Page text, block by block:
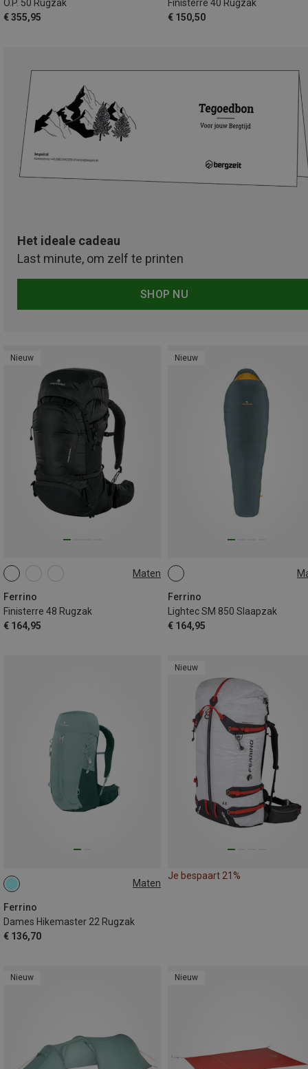
O.P. 50 Rugzak
€ 355,95
Finisterre 40 Rugzak
€ 150,50
Het ideale cadeau
Last minute, om zelf te printen
SHOP NU
Nieuw
Maten
Ferrino
Finisterre 48 Rugzak
€ 164,95
48L
Nieuw
Ferrino
Lightec SM 850 Slaapzak
€ 164,95
MAX. 200CM
Maten
Ferrino
Dames Hikemaster 22 Rugzak
€ 136,70
22L
Nieuw
Je bespaart 21%
Nieuw Nieuw